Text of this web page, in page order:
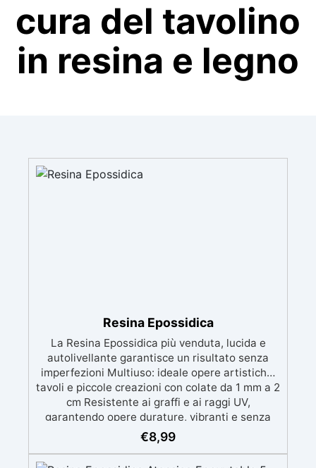
cura del tavolino
in resina e legno
Resina Epossidica
La Resina Epossidica più venduta, lucida e
autolivellante garantisce un risultato senza
imperfezioni Multiuso: ideale opere artistiche,
tavoli e piccole creazioni con colate da 1 mm a 2
cm Resistente ai graffi e ai raggi UV,
garantendo opere durature, vibranti e senza
ingiallimenti nel tempo Bassa viscosità e
formula anti-bolle per risultati impeccabili,
€8,99